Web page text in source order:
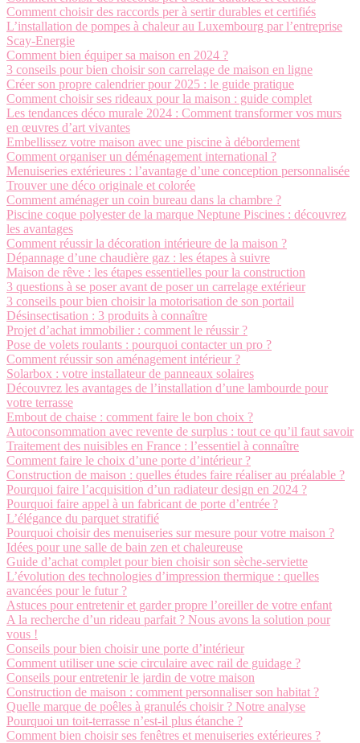
Comment choisir des raccords per à sertir durables et certifiés
L’installation de pompes à chaleur au Luxembourg par l’entreprise
Scay-Energie
Comment bien équiper sa maison en 2024 ?
3 conseils pour bien choisir son carrelage de maison en ligne
Créer son propre calendrier pour 2025 : le guide pratique
Comment choisir ses rideaux pour la maison : guide complet
Les tendances déco murale 2024 : Comment transformer vos murs
en œuvres d’art vivantes
Embellissez votre maison avec une piscine à débordement
Comment organiser un déménagement international ?
Menuiseries extérieures : l’avantage d’une conception personnalisée
Trouver une déco originale et colorée
Comment aménager un coin bureau dans la chambre ?
Piscine coque polyester de la marque Neptune Piscines : découvrez
les avantages
Comment réussir la décoration intérieure de la maison ?
Dépannage d’une chaudière gaz : les étapes à suivre
Maison de rêve : les étapes essentielles pour la construction
3 questions à se poser avant de poser un carrelage extérieur
3 conseils pour bien choisir la motorisation de son portail
Désinsectisation : 3 produits à connaître
Projet d’achat immobilier : comment le réussir ?
Pose de volets roulants : pourquoi contacter un pro ?
Comment réussir son aménagement intérieur ?
Solarbox : votre installateur de panneaux solaires
Découvrez les avantages de l’installation d’une lambourde pour
votre terrasse
Embout de chaise : comment faire le bon choix ?
Autoconsommation avec revente de surplus : tout ce qu’il faut savoir
Traitement des nuisibles en France : l’essentiel à connaître
Comment faire le choix d’une porte d’intérieur ?
Construction de maison : quelles études faire réaliser au préalable ?
Pourquoi faire l’acquisition d’un radiateur design en 2024 ?
Pourquoi faire appel à un fabricant de porte d’entrée ?
L’élégance du parquet stratifié
Pourquoi choisir des menuiseries sur mesure pour votre maison ?
Idées pour une salle de bain zen et chaleureuse
Guide d’achat complet pour bien choisir son sèche-serviette
L’évolution des technologies d’impression thermique : quelles
avancées pour le futur ?
Astuces pour entretenir et garder propre l’oreiller de votre enfant
A la recherche d’un rideau parfait ? Nous avons la solution pour
vous !
Conseils pour bien choisir une porte d’intérieur
Comment utiliser une scie circulaire avec rail de guidage ?
Conseils pour entretenir le jardin de votre maison
Construction de maison : comment personnaliser son habitat ?
Quelle marque de poêles à granulés choisir ? Notre analyse
Pourquoi un toit-terrasse n’est-il plus étanche ?
Comment bien choisir ses fenêtres et menuiseries extérieures ?